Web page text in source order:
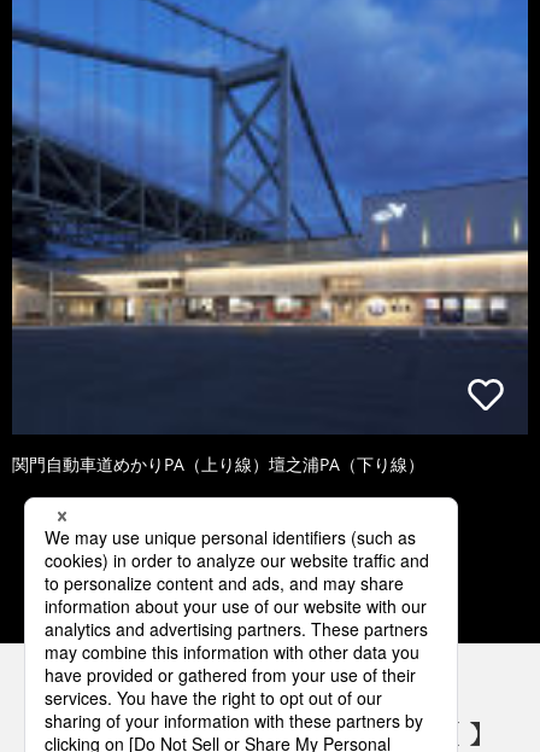
関門自動車道めかりPA（上り線）壇之浦PA（下り線）
1 2 3 4 5
パナソニックの電気設備 SNSアカウント